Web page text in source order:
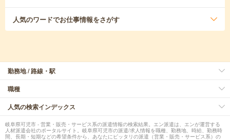
人気のワードでお仕事情報をさがす
勤務地 / 路線・駅
職種
人気の検索インデックス
岐阜県可児市 - 営業・販売・サービス系の派遣情報の検索結果。エン派遣は、エンが運営する
人材派遣会社のポータルサイト。岐阜県可児市の派遣/求人情報を職種、勤務地、時給、勤務時
間、長期・短期などの希望条件から、あなたにピッタリの派遣（営業・販売・サービス系）の